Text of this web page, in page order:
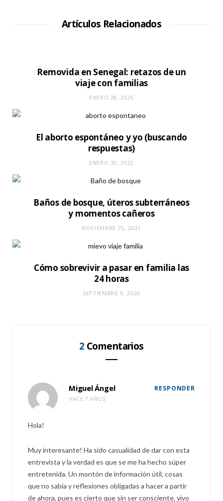
Artículos Relacionados
Removida en Senegal: retazos de un
viaje con familias
ENERO 28, 2026
El aborto espontáneo y yo (buscando
respuestas)
ENERO 30, 2022
Baños de bosque, úteros subterráneos
y momentos cañeros
NOVIEMBRE 25, 2021
Cómo sobrevivir a pasar en familia las
24 horas
SEPTIEMBRE 9, 2020
2 Comentarios
Miguel Ángel
HACE 7 AÑOS
RESPONDER
Hola!
Muy interesante! Ha sido casualidad de dar con esta
entrevista y la verdad es que se me ha hecho súper
entretenida. Un montón de información útil, cosas
que no sabía y reflexiones obligadas a hacer a partir
de ahora, pues es cierto que sin ser consciente, vivo